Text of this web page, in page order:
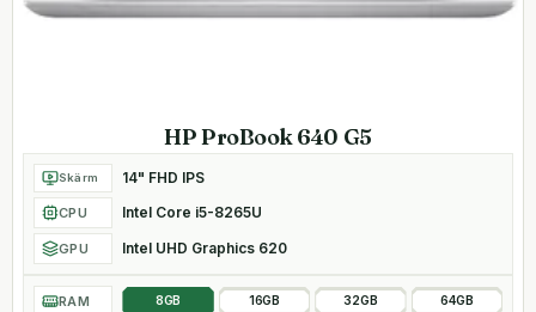
HP ProBook 640 G5
Skärm 14" FHD IPS
CPU Intel Core i5-8265U
GPU Intel UHD Graphics 620
RAM 8GB 16GB 32GB 64GB